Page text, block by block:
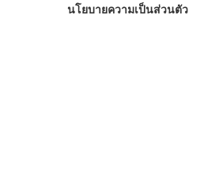
นโยบายความเป็นส่วนตัว